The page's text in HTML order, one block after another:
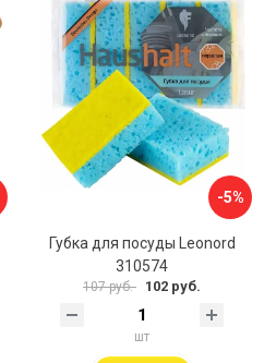
-5%
Губка для посуды Leonord
310574
107 руб. 102 руб.
шт